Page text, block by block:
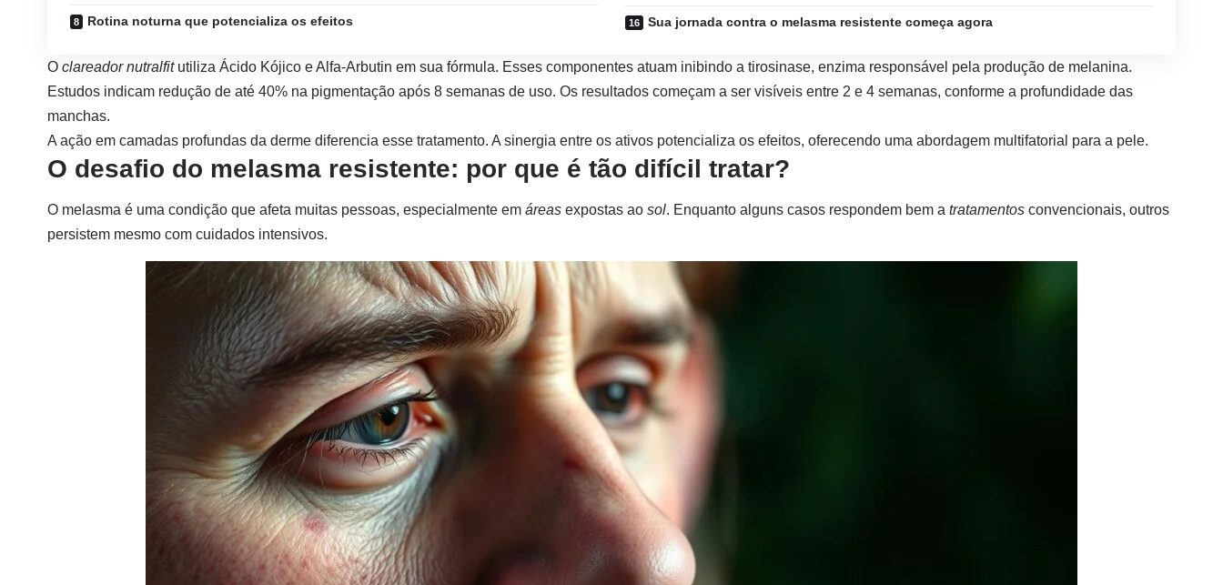
Rotina noturna que potencializa os efeitos Sua jornada contra o melasma resistente começa agora
O clareadornutralfitutiliza Ácido Kójico e Alfa-Arbutin em sua fórmula. Esses componentes atuam inibindo a tirosinase, enzima responsável pela produção de melanina.
Estudos indicam redução de até 40% na pigmentação após 8 semanas de uso. Os resultados começam a ser visíveis entre 2 e 4 semanas, conforme a profundidade das
manchas.
A ação em camadas profundas da derme diferencia esse tratamento. A sinergia entre os ativos potencializa os efeitos, oferecendo uma abordagem multifatorial para a pele.
O desafio do melasma resistente: por que é tão difícil tratar?
O melasma é uma condição que afeta muitas pessoas, especialmente em áreas expostas ao sol. Enquanto alguns casos respondem bem a tratamentos convencionais, outros
persistem mesmo com cuidados intensivos.